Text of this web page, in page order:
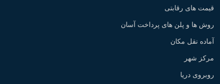
قیمت های رقابتی
روش ها و پلن های پرداخت آسان
آماده نقل مکان
مرکز شهر
روبروی دریا